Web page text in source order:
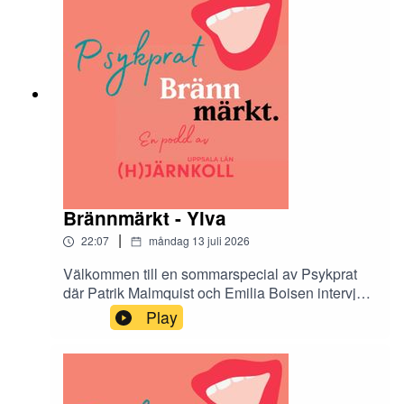
Brännmärkt - Ylva
22:07 | måndag 13 juli 2026
Välkommen till en sommarspecial av Psykprat
där Patrik Malmquist och Emilia Boisen intervjuar
de tolv Hjärnkollambassadörer som medverkar i
antologin Brännmärkt. Brännmärkt är en bok om
stigma och den innehåller både dikt, prosa och
bild. I podcasten får vi höra mer om tankarna
Play